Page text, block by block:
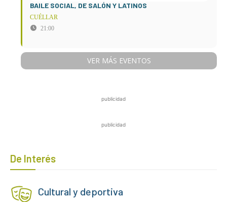
BAILE SOCIAL, DE SALÓN Y LATINOS
CUÉLLAR
21:00
VER MÁS EVENTOS
publicidad
publicidad
De Interés
Cultural y deportiva